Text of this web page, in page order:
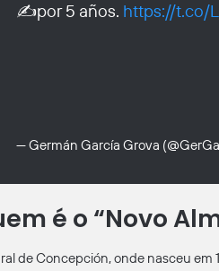
✍️por 5 años. https://t.co/
— Germán García Grova
é o “Novo
de Concepción, onde nasceu em